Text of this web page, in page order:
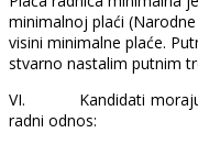
minimalnoj plaći
visini minimalne plaće.
stvarno nastalim putnim
VI.
Kandidati
radni odnos: